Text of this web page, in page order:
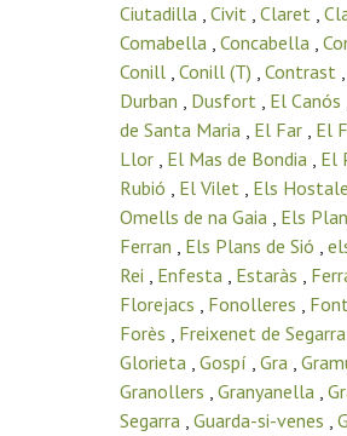
Ciutadilla , Civit , Claret ,
Comabella , Concabella ,
Conill , Conill (T) , Contrast ,
Durban , Dusfort , El Canós
de Santa Maria , El Far , El
Llor , El Mas de Bondia , El
Rubió , El Vilet , Els
Omells de na Gaia , Els
Ferran , Els Plans de Sió ,
Rei , Enfesta , Estaràs ,
Florejacs , Fonolleres ,
Forès , Freixenet de Segarra
Glorieta , Gospí , Gra ,
Granollers , Granyanella ,
Segarra , Guarda-si-venes ,